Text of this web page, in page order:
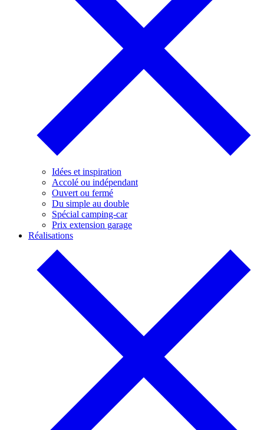
Idées et inspiration
Accolé ou indépendant
Ouvert ou fermé
Du simple au double
Spécial camping-car
Prix extension garage
Réalisations